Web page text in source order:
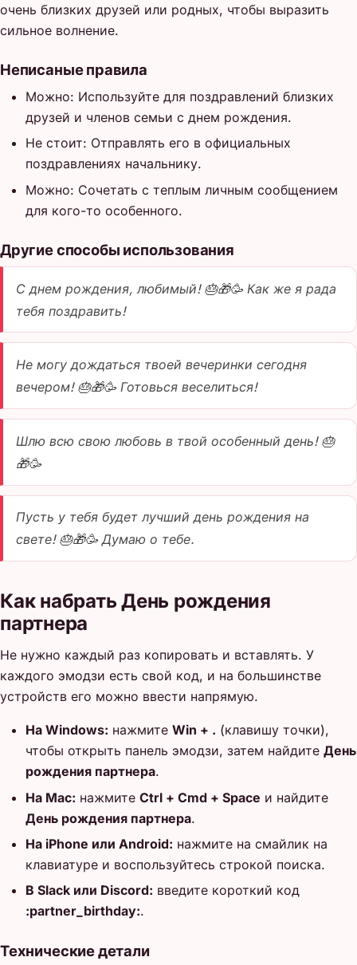
очень близких друзей или родных, чтобы выразить
сильное волнение.
Неписаные правила
Можно: Используйте для поздравлений близких
друзей и членов семьи с днем рождения.
Не стоит: Отправлять его в официальных
поздравлениях начальнику.
Можно: Сочетать с теплым личным сообщением
для кого-то особенного.
Другие способы использования
С днем рождения, любимый! 🎂🎁🥳 Как же я рада
тебя поздравить!
Не могу дождаться твоей вечеринки сегодня
вечером! 🎂🎁🥳 Готовься веселиться!
Шлю всю свою любовь в твой особенный день! 🎂
🎁🥳
Пусть у тебя будет лучший день рождения на
свете! 🎂🎁🥳 Думаю о тебе.
Как набрать День рождения
партнера
Не нужно каждый раз копировать и вставлять. У
каждого эмодзи есть свой код, и на большинстве
устройств его можно ввести напрямую.
На Windows: нажмите Win + . (клавишу точки),
чтобы открыть панель эмодзи, затем найдите День
рождения партнера.
На Mac: нажмите Ctrl + Cmd + Space и найдите
День рождения партнера.
На iPhone или Android: нажмите на смайлик на
клавиатуре и воспользуйтесь строкой поиска.
В Slack или Discord: введите короткий код
:partner_birthday:.
Технические детали